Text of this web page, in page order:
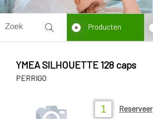
Producten
YMEA SILHOUETTE 128 caps
PERRIGO
Reserveer